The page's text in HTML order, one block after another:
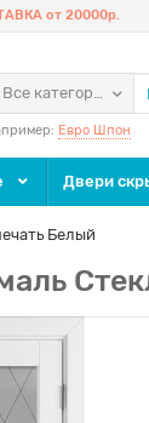
от 20000р.
Все категории
Евро Шпон
Двери
Белый